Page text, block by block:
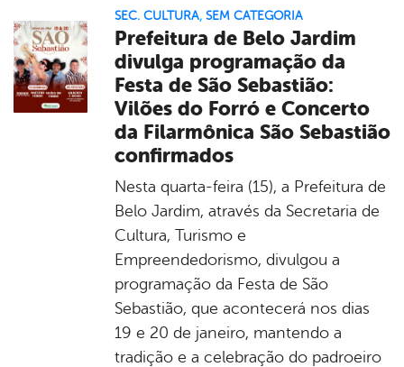
SEC. CULTURA, SEM CATEGORIA
Prefeitura de Belo Jardim
divulga programação da
Festa de São Sebastião:
Vilões do Forró e Concerto
da Filarmônica São Sebastião
confirmados
Nesta quarta-feira (15), a Prefeitura de
Belo Jardim, através da Secretaria de
Cultura, Turismo e
Empreendedorismo, divulgou a
programação da Festa de São
Sebastião, que acontecerá nos dias
19 e 20 de janeiro, mantendo a
tradição e a celebração do padroeiro